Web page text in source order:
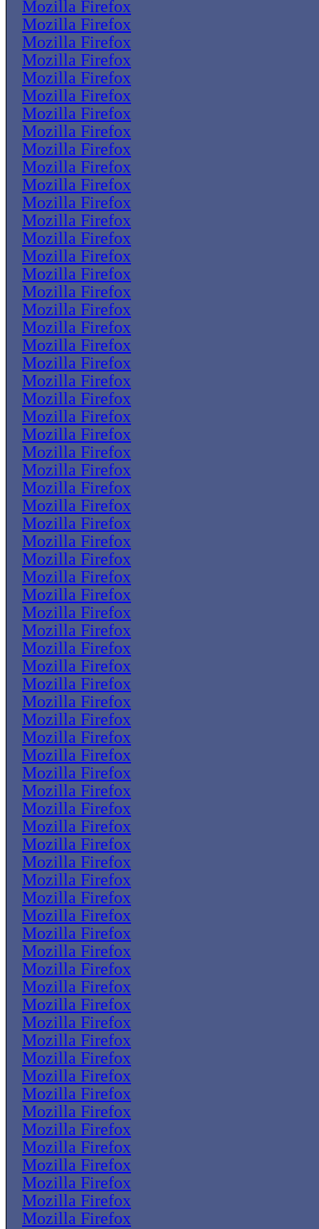
Mozilla Firefox
Mozilla Firefox
Mozilla Firefox
Mozilla Firefox
Mozilla Firefox
Mozilla Firefox
Mozilla Firefox
Mozilla Firefox
Mozilla Firefox
Mozilla Firefox
Mozilla Firefox
Mozilla Firefox
Mozilla Firefox
Mozilla Firefox
Mozilla Firefox
Mozilla Firefox
Mozilla Firefox
Mozilla Firefox
Mozilla Firefox
Mozilla Firefox
Mozilla Firefox
Mozilla Firefox
Mozilla Firefox
Mozilla Firefox
Mozilla Firefox
Mozilla Firefox
Mozilla Firefox
Mozilla Firefox
Mozilla Firefox
Mozilla Firefox
Mozilla Firefox
Mozilla Firefox
Mozilla Firefox
Mozilla Firefox
Mozilla Firefox
Mozilla Firefox
Mozilla Firefox
Mozilla Firefox
Mozilla Firefox
Mozilla Firefox
Mozilla Firefox
Mozilla Firefox
Mozilla Firefox
Mozilla Firefox
Mozilla Firefox
Mozilla Firefox
Mozilla Firefox
Mozilla Firefox
Mozilla Firefox
Mozilla Firefox
Mozilla Firefox
Mozilla Firefox
Mozilla Firefox
Mozilla Firefox
Mozilla Firefox
Mozilla Firefox
Mozilla Firefox
Mozilla Firefox
Mozilla Firefox
Mozilla Firefox
Mozilla Firefox
Mozilla Firefox
Mozilla Firefox
Mozilla Firefox
Mozilla Firefox
Mozilla Firefox
Mozilla Firefox
Mozilla Firefox
Mozilla Firefox